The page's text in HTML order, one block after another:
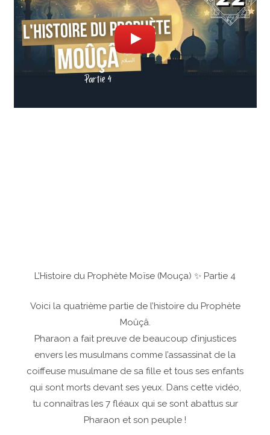
L’Histoire du Prophète Moïse (Mouça) ✨ Partie 4
Voici la quatrième partie de l’histoire du Prophète
Moûçâ.
Pharaon a fait preuve de beaucoup d’injustices
envers les musulmans comme l’assassinat de la
coiffeuse musulmane de sa fille et tous ses enfants
qui sont morts devant ses yeux. Dans cette vidéo,
tu connaîtras les 7 fléaux qui se sont abattus sur
Pharaon et son peuple !